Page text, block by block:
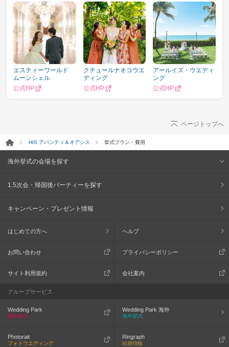
エスティーワールド
ムーンシェル
公式HP
クチュールナオコウエ
ディング
公式HP
アールイズ・ウエディ
ング
公式HP
ページトップへ
HIS アバンティ＆オアシス 挙式プラン・費用
海外挙式の会場を探す
1.5次会・帰国後パーティーを探す
キャンペーン・プレゼント情報
はじめての方へ ヘルプ
お問い合わせ プライバシーポリシー
サイト利用規約 会社案内
グループサービス
Wedding Park
国内挙式
Wedding Park 海外
海外挙式
Photorait
フォトウエディング
Ringraph
結婚指輪